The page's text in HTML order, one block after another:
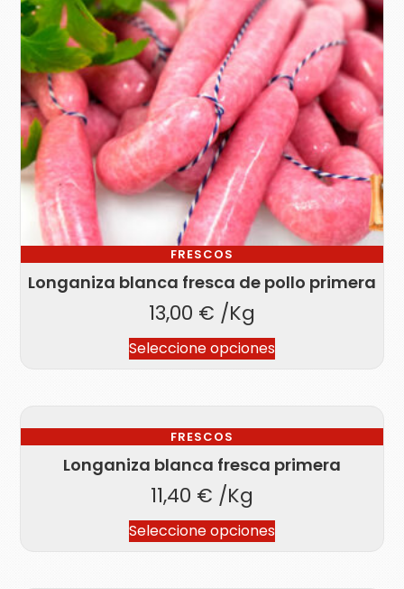
FRESCOS
Longaniza blanca fresca de pollo primera
13,00 € /Kg
Seleccione opciones
FRESCOS
Longaniza blanca fresca primera
11,40 € /Kg
Seleccione opciones